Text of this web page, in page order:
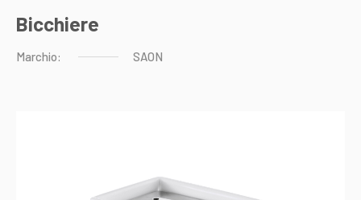
Bicchiere
Marchio: SAON